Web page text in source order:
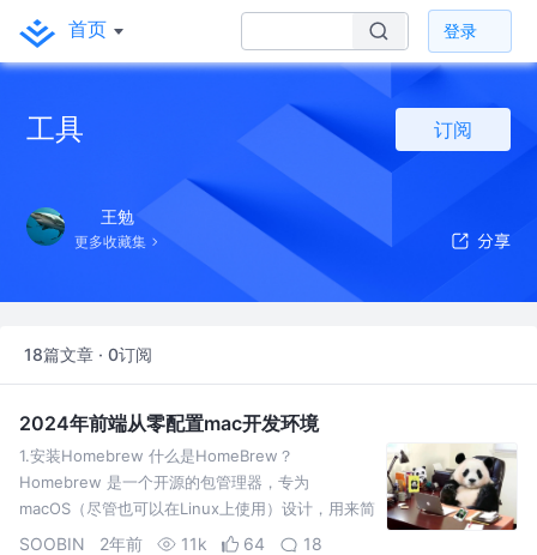
首页 登录
工具 订阅
王勉
更多收藏集
18篇文章 · 0订阅
2024年前端从零配置mac开发环境
1.安装Homebrew 什么是HomeBrew？
Homebrew 是一个开源的包管理器，专为
macOS（尽管也可以在Linux上使用）设计，用来简
化在Mac操作系统上安装软件的过程。通过使用命
SOOBIN 2年前 11k 64 18